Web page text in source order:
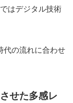
はデジタル技術
代の流れに合わせ
せた多感レ